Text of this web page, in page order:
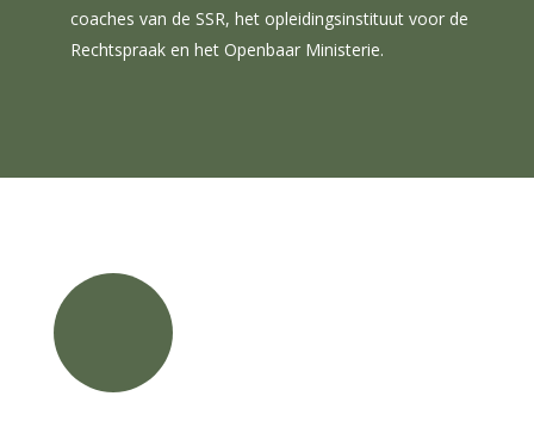
coaches van de SSR, het opleidingsinstituut voor de
Rechtspraak en het Openbaar Ministerie.